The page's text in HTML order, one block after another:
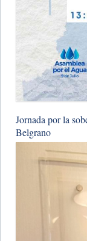
Jornada por la
Belgrano